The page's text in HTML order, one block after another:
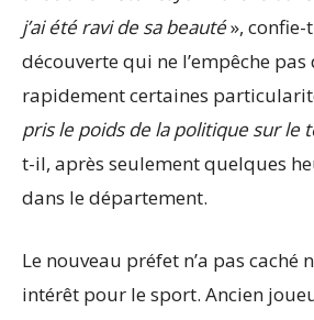
j’ai été ravi de sa beauté», confie-
découverte qui ne l’empêche
rapidement certaines
pris le poids de la politique sur le
t-il, après seulement quelques
dans le département.
Le nouveau préfet n’a pas caché
intérêt pour le sport. Ancien